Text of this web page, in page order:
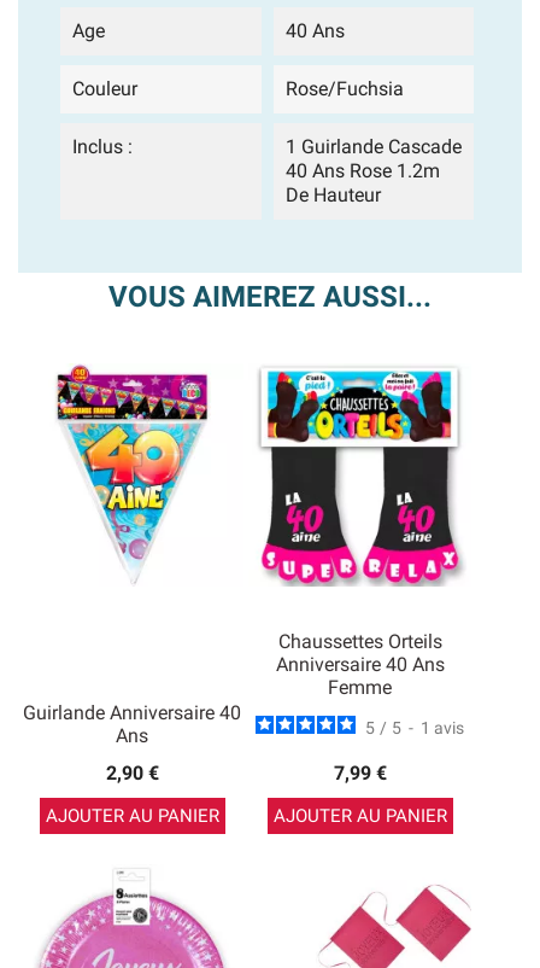
Age 40 Ans
Couleur Rose/Fuchsia
Inclus :
1 Guirlande Cascade
40 Ans Rose 1.2m
De Hauteur
VOUS AIMEREZ AUSSI...
Guirlande Anniversaire 40
Ans
2,90 €
AJOUTER AU PANIER
Chaussettes Orteils
Anniversaire 40 Ans
Femme
5 / 5 - 1 avis
7,99 €
AJOUTER AU PANIER